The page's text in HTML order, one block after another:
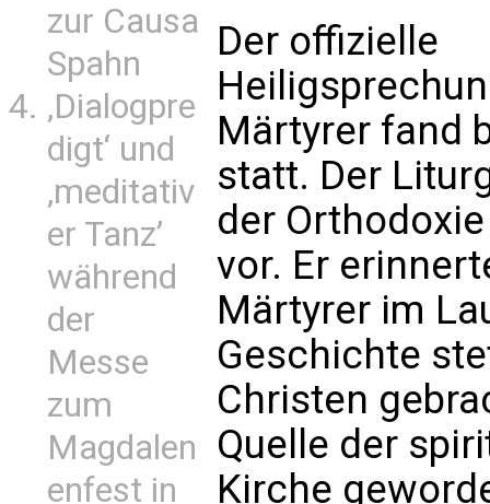
zur Causa
Spahn
‚Dialogpre
digt‘ und
‚meditativ
er Tanz’
während
der
Messe
zum
Magdalen
enfest in
Der offizielle
Märtyrer fand
statt. Der
der
vor. Er
Märtyrer im
Geschichte
Christen
Quelle der
Kirche